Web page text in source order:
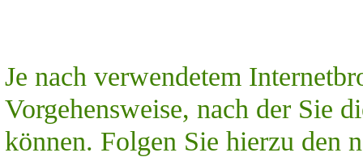
Je nach verwendetem
Vorgehensweise, nach der Sie
können. Folgen Sie hierzu den